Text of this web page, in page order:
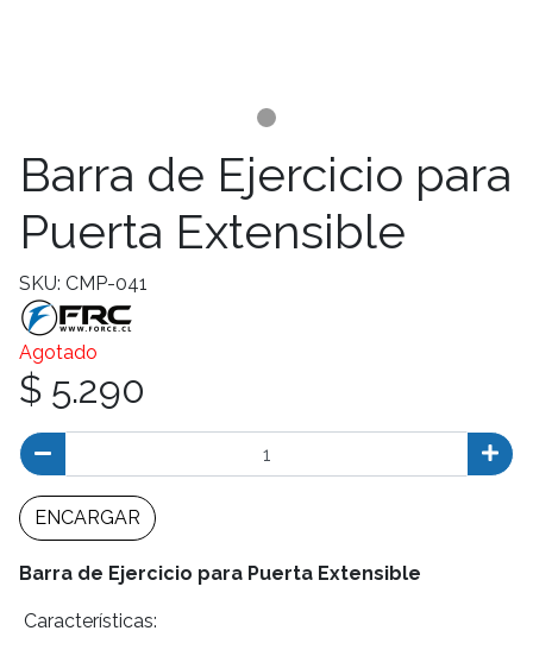
Barra de Ejercicio para
Puerta Extensible
SKU: CMP-041
Agotado
$ 5.290
ENCARGAR
Barra de Ejercicio para Puerta Extensible
Características: